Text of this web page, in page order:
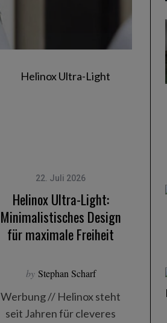
22. Juli 2026
Helinox Ultra-Light:
Minimalistisches Design
für maximale Freiheit
by Stephan Scharf
Werbung // Helinox steht
seit Jahren für cleveres